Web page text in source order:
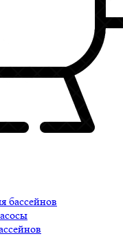
бассейнов